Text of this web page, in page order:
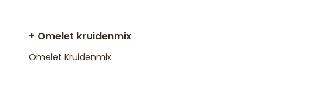
+ Omelet kruidenmix
Omelet Kruidenmix